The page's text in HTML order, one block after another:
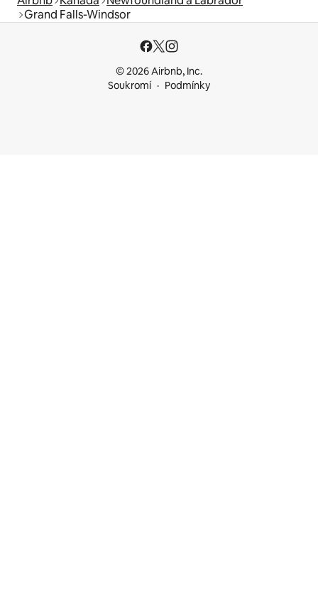
Grand Falls-Windsor
© 2026 Airbnb, Inc.
Soukromí
Podmínky